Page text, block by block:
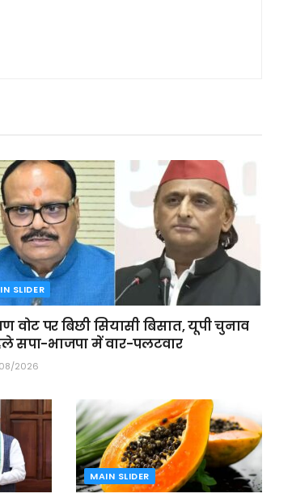
SLIDER
वोट पर बिछी सियासी बिसात, यूपी चुनाव
सपा-भाजपा में वार-पलटवार
2026
MAIN SLIDER